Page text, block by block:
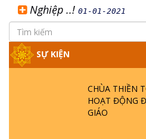
Nghiệp ..! 01-01-2021
SỰ KIỆN
CHÙA THIỀN
HOẠT ĐỘNG
GIÁO